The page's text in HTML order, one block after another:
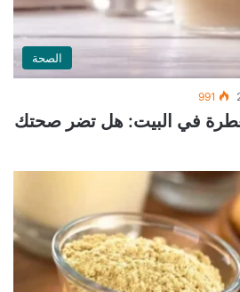
الصحة
991
في البيت: هل تضر صحتك